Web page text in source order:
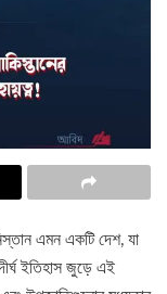
এমন একটি দেশ, যা
ইতিহাস জুড়ে এই